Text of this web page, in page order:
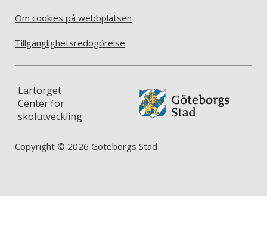
Om cookies på webbplatsen
Tillgänglighetsredogörelse
Lärtorget
Center för
skolutveckling
Copyright © 2026 Göteborgs Stad